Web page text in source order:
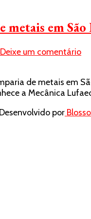
em São
Deixe um comentárioem
a
de
de metais em
a Mecânica
por